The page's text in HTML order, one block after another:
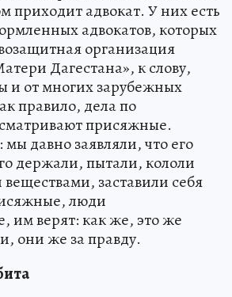
приходит адвокат. У них есть
адвокатов, которых
организация
Дагестана», к слову,
и от многих зарубежных
правило, дела по
присяжные.
давно заявляли, что его
держали, пытали, кололи
заставили себя
люди
им верят: как же, это же
они же за правду.